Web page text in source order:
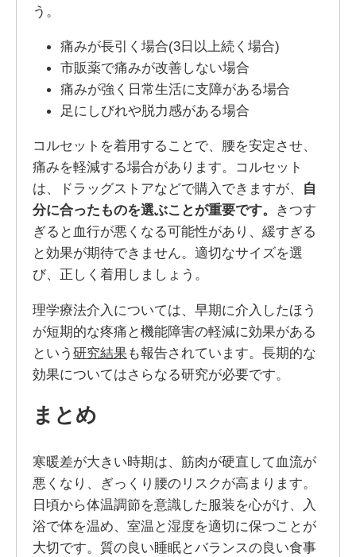
う。
痛みが長引く場合(3日以上続く場合)
市販薬で痛みが改善しない場合
痛みが強く日常生活に支障がある場合
足にしびれや脱力感がある場合
コルセットを着用することで、腰を安定させ、
痛みを軽減する場合があります。コルセット
は、ドラッグストアなどで購入できますが、
自
分に合ったものを選ぶことが重要です。 きつす
ぎると血行が悪くなる可能性があり、緩すぎる
と効果が期待できません。適切なサイズを選
び、正しく着用しましょう。
理学療法介入については、早期に介入したほう
が短期的な疼痛と機能障害の軽減に効果がある
という 研究結果 も報告されています。長期的な
効果についてはさらなる研究が必要です。
まとめ
寒暖差が大きい時期は、筋肉が硬直して血流が
悪くなり、ぎっくり腰のリスクが高まります。
日頃から体温調節を意識した服装を心がけ、入
浴で体を温め、室温と湿度を適切に保つことが
大切です。質の良い睡眠とバランスの良い食事